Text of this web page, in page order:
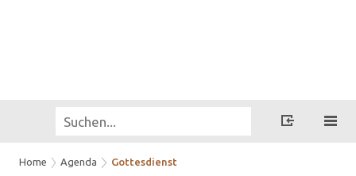
Home Agenda Gottesdienst